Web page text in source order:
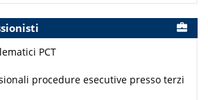
PCT
procedure esecutive presso terzi